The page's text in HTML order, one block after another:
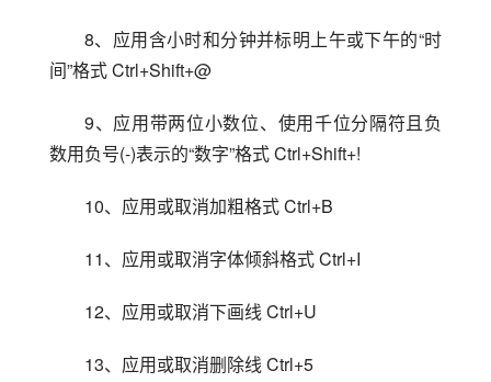
8、应用含小时和分钟并标明上午或下午的“时
间”格式 Ctrl+Shift+@
9、应用带两位小数位、使用千位分隔符且负
数用负号(-)表示的“数字”格式 Ctrl+Shift+!
10、应用或取消加粗格式 Ctrl+B
11、应用或取消字体倾斜格式 Ctrl+I
12、应用或取消下画线 Ctrl+U
13、应用或取消删除线 Ctrl+5